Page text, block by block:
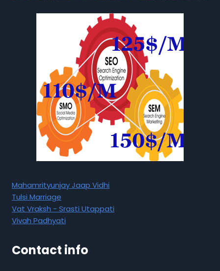
Mahamrityunjay Jaap Vidhi
Tulsi Marriage
Vat Vraksh - Srasti Utappati
Vivah Padhyati
Contact info